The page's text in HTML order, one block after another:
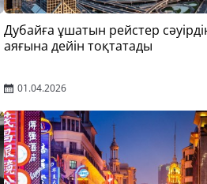
Дубайға ұшатын рейстер
аяғына дейін тоқтатады
01.04.2026